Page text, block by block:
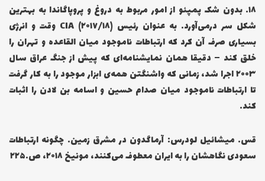
۱۸… بدون شک پمپئو از امور مربوط به دروغ و پروپاگاندا به بهترین
شکل سر درمی‌آورد. به عنوان رئیس CIA (۲۰۱۷/۱۸) وقت و انرژی
بسیاری صرف آن کرد که ارتباطات ناموجود میان القاعده و تهران را
خلق کند – دقیقا همان نمایشنامه‌ای که پیش از جنگ عراق سال
۲۰۰۳ اجرا شد، زمانی که واشنگتن همه‌ی ابزار موجود را به کار گرفت
تا ارتباطات ناموجود میان صدام حسین و اسامه بن لادن را اثبات
کند.
قس. میشائیل لودرس: آرماگدون در مشرق زمین. چگونه ارتباطات
سعودی نگاهشان را به ایران معطوف می‌کنند، مونیخ ۲۰۱۸، ص.۲۲۵